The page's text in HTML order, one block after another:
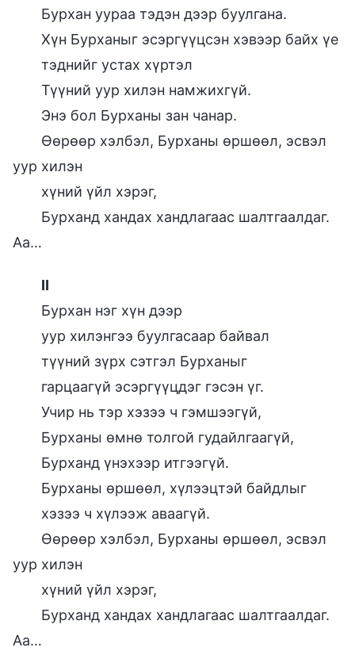
Бурхан уураа тэдэн дээр буулгана.
Хүн Бурханыг эсэргүүцсэн хэвээр байх үе
тэднийг устах хүртэл
Түүний уур хилэн намжихгүй.
Энэ бол Бурханы зан чанар.
Өөрөөр хэлбэл, Бурханы өршөөл, эсвэл
уур хилэн
хүний үйл хэрэг,
Бурханд хандах хандлагаас шалтгаалдаг.
Аа…
II
Бурхан нэг хүн дээр
уур хилэнгээ буулгасаар байвал
түүний зүрх сэтгэл Бурханыг
гарцаагүй эсэргүүцдэг гэсэн үг.
Учир нь тэр хэзээ ч гэмшээгүй,
Бурханы өмнө толгой гудайлгаагүй,
Бурханд үнэхээр итгээгүй.
Бурханы өршөөл, хүлээцтэй байдлыг
хэзээ ч хүлээж аваагүй.
Өөрөөр хэлбэл, Бурханы өршөөл, эсвэл
уур хилэн
хүний үйл хэрэг,
Бурханд хандах хандлагаас шалтгаалдаг.
Аа…